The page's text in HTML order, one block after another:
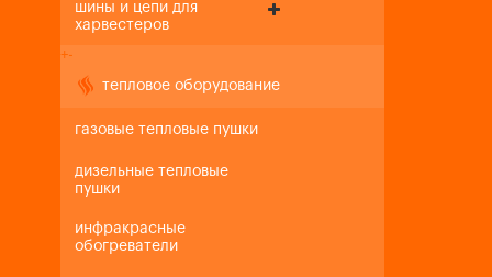
шины и цепи для
харвестеров
+-
тепловое оборудование
газовые тепловые пушки
дизельные тепловые
пушки
инфракрасные
обогреватели